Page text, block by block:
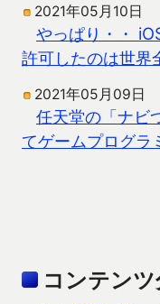
2021年05月10日
やっぱり・・
許可したのは世界
2021年05月09日
任天堂の「ナビ
てゲームプログラ
コンテン